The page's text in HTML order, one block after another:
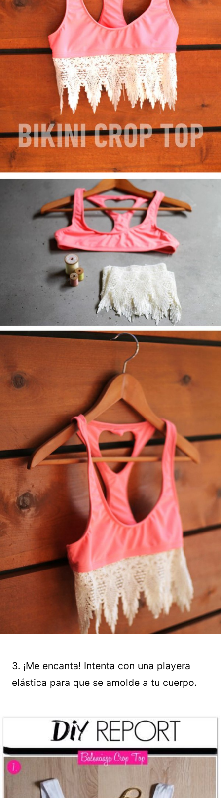
3. ¡Me encanta! Intenta con una playera
elástica para que se amolde a tu cuerpo.